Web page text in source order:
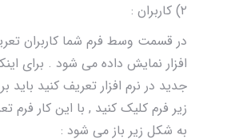
۲) کاربران :
در قسمت وسط فرم شما کاربران
افزار نمایش داده می شود . برای
جدید در نرم افزار تعریف کنید باید
زیر فرم کلیک کنید , با این کار فرم
به شکل زیر باز می شود :